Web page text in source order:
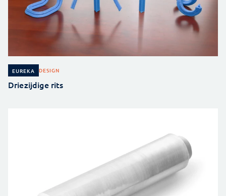
EUREKA DESIGN
Driezijdige rits